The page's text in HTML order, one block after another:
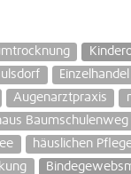
Einzelhandel
Augenarztpraxis
Baumschulenweg
häuslichen